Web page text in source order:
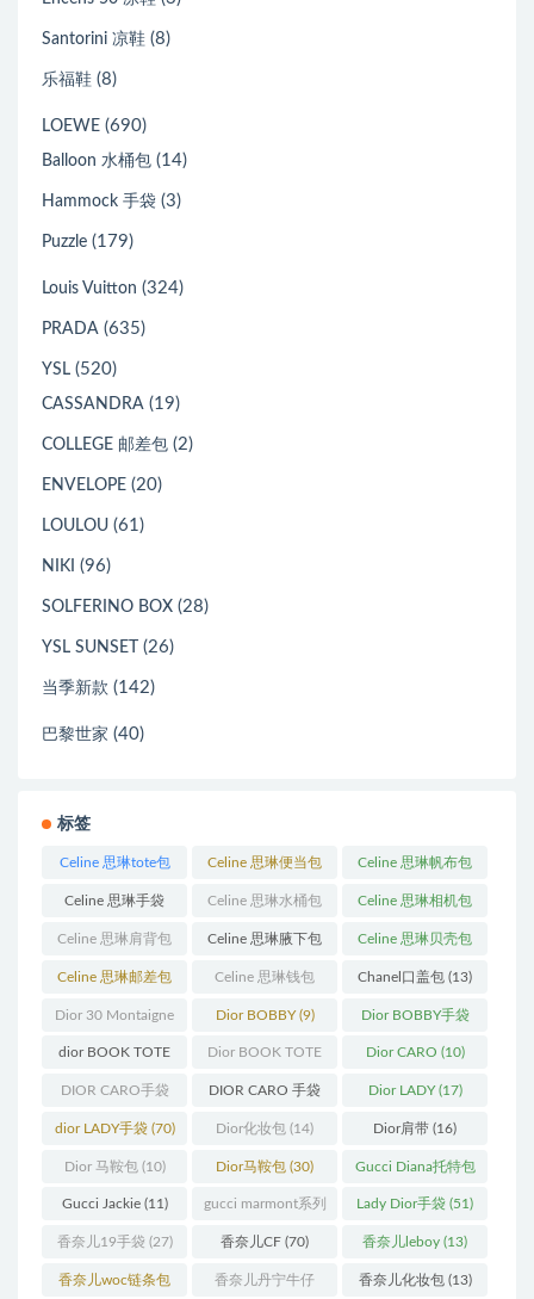
Santorini 凉鞋 (8)
乐福鞋 (8)
LOEWE (690)
Balloon 水桶包 (14)
Hammock 手袋 (3)
Puzzle (179)
Louis Vuitton (324)
PRADA (635)
YSL (520)
CASSANDRA (19)
COLLEGE 邮差包 (2)
ENVELOPE (20)
LOULOU (61)
NIKI (96)
SOLFERINO BOX (28)
YSL SUNSET (26)
当季新款 (142)
巴黎世家 (40)
标签
Celine 思琳tote包
(23)
Celine 思琳便当包
(14)
Celine 思琳帆布包
(18)
Celine 思琳手袋
(250)
Celine 思琳水桶包
(55)
Celine 思琳相机包
(11)
Celine 思琳肩背包
(12)
Celine 思琳腋下包
(10)
Celine 思琳贝壳包
(12)
Celine 思琳邮差包
(13)
Celine 思琳钱包
(10)
Chanel口盖包 (13)
Dior 30 Montaigne
蒙田(31)
Dior BOBBY(9) Dior BOBBY手袋
(26)
dior BOOK TOTE
(12)
Dior BOOK TOTE
手袋(163)
Dior CARO (10)
DIOR CARO手袋
(11)
DIOR CARO 手袋
(31)
Dior LADY(17)
dior LADY手袋(70) Dior化妆包 (14) Dior肩带 (16)
Dior 马鞍包(10) Dior马鞍包 (30) Gucci Diana托特包
(11)
Gucci Jackie(11) gucci marmont系列
(19)
Lady Dior手袋 (51)
香奈儿19手袋 (27) 香奈儿CF (70) 香奈儿leboy (13)
香奈儿woc链条包 香奈儿丹宁牛仔 香奈儿化妆包(13)